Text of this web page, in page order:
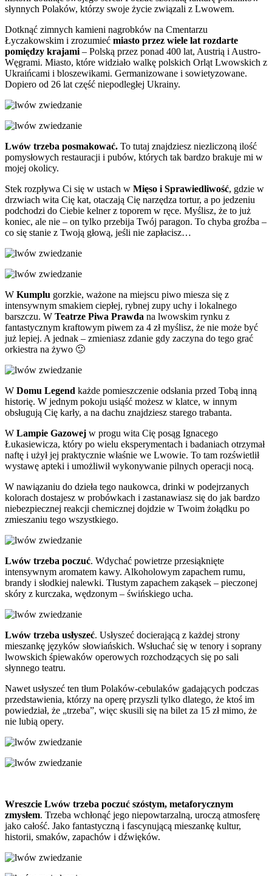
słynnych Polaków, którzy swoje życie związali z Lwowem.
Dotknąć zimnych kamieni nagrobków na Cmentarzu
Łyczakowskim i zrozumieć miasto przez wiele lat rozdarte
pomiędzy krajami – Polską przez ponad 400 lat, Austrią i Austro-
Węgrami. Miasto, które widziało walkę polskich Orląt Lwowskich z
Ukraińcami i bloszewikami. Germanizowane i sowietyzowane.
Dopiero od 26 lat część niepodległej Ukrainy.
Lwów trzeba posmakować. To tutaj znajdziesz niezliczoną ilość
pomysłowych restauracji i pubów, których tak bardzo brakuje mi w
mojej okolicy.
Stek rozpływa Ci się w ustach w Mięso i Sprawiedliwość, gdzie w
drzwiach wita Cię kat, otaczają Cię narzędza tortur, a po jedzeniu
podchodzi do Ciebie kelner z toporem w ręce. Myślisz, że to już
koniec, ale nie – on tylko przebija Twój paragon. To chyba groźba –
co się stanie z Twoją głową, jeśli nie zapłacisz…
W Kumplu gorzkie, ważone na miejscu piwo miesza się z
intensywnym smakiem ciepłej, rybnej zupy uchy i lokalnego
barszczu. W Teatrze Piwa Prawda na lwowskim rynku z
fantastycznym kraftowym piwem za 4 zł myślisz, że nie może być
już lepiej. A jednak – zmieniasz zdanie gdy zaczyna do tego grać
orkiestra na żywo 🙂
W Domu Legend każde pomieszczenie odsłania przed Tobą inną
historię. W jednym pokoju usiąść możesz w klatce, w innym
obsługują Cię karły, a na dachu znajdziesz starego trabanta.
W Lampie Gazowej w progu wita Cię posąg Ignacego
Łukasiewicza, który po wielu eksperymentach i badaniach otrzymał
naftę i użył jej praktycznie właśnie we Lwowie. To tam rozświetlił
wystawę apteki i umożliwił wykonywanie pilnych operacji nocą.
W nawiązaniu do dzieła tego naukowca, drinki w podejrzanych
kolorach dostajesz w probówkach i zastanawiasz się do jak bardzo
niebezpiecznej reakcji chemicznej dojdzie w Twoim żołądku po
zmieszaniu tego wszystkiego.
Lwów trzeba poczuć. Wdychać powietrze przesiąknięte
intensywnym aromatem kawy. Alkoholowym zapachem rumu,
brandy i słodkiej nalewki. Tłustym zapachem zakąsek – pieczonej
skóry z kurczaka, wędzonym – świńskiego ucha.
Lwów trzeba usłyszeć. Usłyszeć docierającą z każdej strony
mieszankę języków słowiańskich. Wsłuchać się w tenory i soprany
lwowskich śpiewaków operowych rozchodzących się po sali
słynnego teatru.
Nawet usłyszeć ten tłum Polaków-cebulaków gadających podczas
przedstawienia, którzy na operę przyszli tylko dlatego, że ktoś im
powiedział, że „trzeba”, więc skusili się na bilet za 15 zł mimo, że
nie lubią opery.
Wreszcie Lwów trzeba poczuć szóstym, metaforycznym
zmysłem. Trzeba wchłonąć jego niepowtarzalną, uroczą atmosferę
jako całość. Jako fantastyczną i fascynującą mieszankę kultur,
historii, smaków, zapachów i dźwięków.